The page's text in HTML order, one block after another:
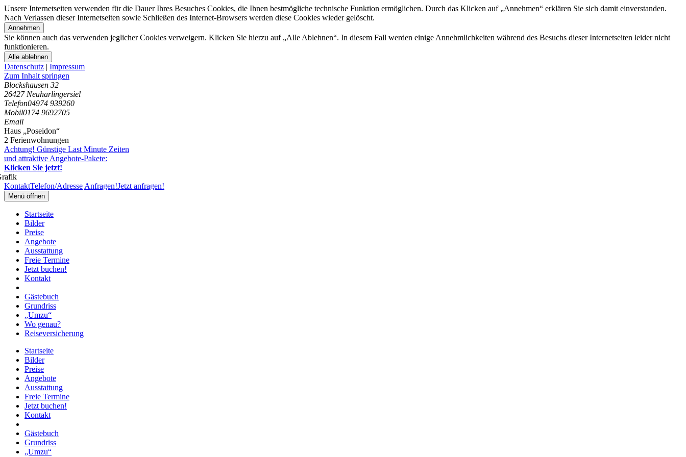
Unsere Internetseiten verwenden für die Dauer Ihres Besuches Cookies, die Ihnen bestmögliche technische Funktion ermöglichen. Durch das Klicken auf „Annehmen“ erklären Sie sich damit einverstanden.
Nach Verlassen dieser Internetseiten sowie Schließen des Internet-Browsers werden diese Cookies wieder gelöscht.
Annehmen
Sie können auch das verwenden jeglicher Cookies verweigern. Klicken Sie hierzu auf „Alle Ablehnen“. In diesem Fall werden einige Annehmlichkeiten während des Besuchs dieser Internetseiten leider nicht
funktionieren.
Alle ablehnen
Datenschutz | Impressum
Zum Inhalt springen
Blockshausen 32
26427 Neuharlingersiel
Telefon04974 939260
Mobil0174 9692705
Email
Haus „Poseidon“
2 Ferienwohnungen
Achtung! Günstige Last Minute Zeiten
und attraktive Angebote-Pakete:
Klicken Sie jetzt!
KontaktTelefon/Adresse Anfragen!Jetzt anfragen!
Menü öffnen
Startseite
Bilder
Preise
Angebote
Ausstattung
Freie Termine
Jetzt buchen!
Kontakt
Gästebuch
Grundriss
„Umzu“
Wo genau?
Reiseversicherung
Startseite
Bilder
Preise
Angebote
Ausstattung
Freie Termine
Jetzt buchen!
Kontakt
Gästebuch
Grundriss
„Umzu“